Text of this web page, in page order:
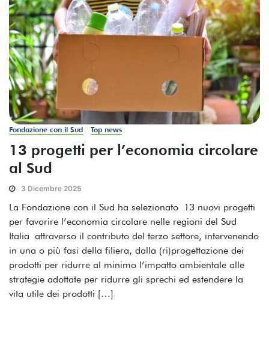
Fondazione con il Sud Top news
13 progetti per l’economia circolare
al Sud
3 Dicembre 2025
La Fondazione con il Sud ha selezionato 13 nuovi progetti
per favorire l’economia circolare nelle regioni del Sud
Italia attraverso il contributo del terzo settore, intervenendo
in una o più fasi della filiera, dalla (ri)progettazione dei
prodotti per ridurre al minimo l’impatto ambientale alle
strategie adottate per ridurre gli sprechi ed estendere la
vita utile dei prodotti […]